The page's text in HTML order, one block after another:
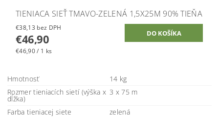
TIENIACA SIEŤ TMAVO-ZELENÁ 1,5X25M 90% TIEŇA
€38,13 bez DPH
€46,90
€46,90 / 1 ks
Hmotnosť
14 kg
Rozmer tieniacích sietí (výška x
dĺžka)
3 x 75 m
Farba tieniacej siete
zelená